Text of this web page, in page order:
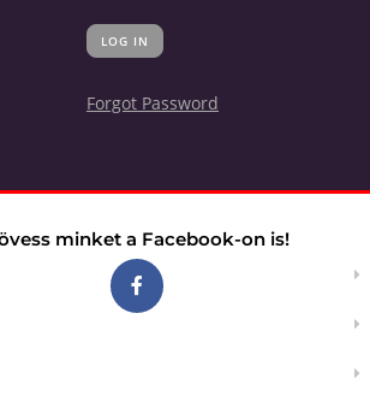
Forgot Password
minket a Facebook-on is!